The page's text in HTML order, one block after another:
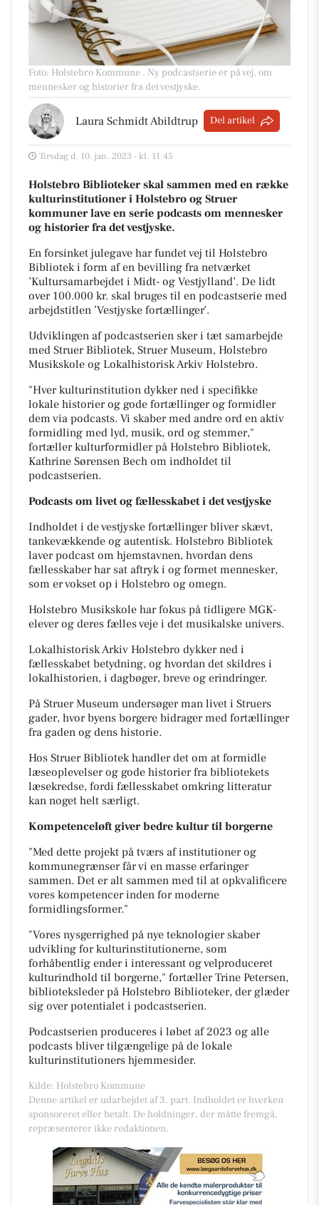
Foto: Holstebro Kommune . Ny podcastserie er på vej, om
mennesker og historier fra det vestjyske.
Laura Schmidt Abildtrup Del artikel
Tirsdag d. 10. jan. 2023 - kl. 11:45
Holstebro Biblioteker skal sammen med en række
kulturinstitutioner i Holstebro og Struer
kommuner lave en serie podcasts om mennesker
og historier fra det vestjyske.
En forsinket julegave har fundet vej til Holstebro
Bibliotek i form af en bevilling fra netværket
’Kultursamarbejdet i Midt- og Vestjylland’. De lidt
over 100.000 kr. skal bruges til en podcastserie med
arbejdstitlen ’Vestjyske fortællinger’.
Udviklingen af podcastserien sker i tæt samarbejde
med Struer Bibliotek, Struer Museum, Holstebro
Musikskole og Lokalhistorisk Arkiv Holstebro.
"Hver kulturinstitution dykker ned i specifikke
lokale historier og gode fortællinger og formidler
dem via podcasts. Vi skaber med andre ord en aktiv
formidling med lyd, musik, ord og stemmer,"
fortæller kulturformidler på Holstebro Bibliotek,
Kathrine Sørensen Bech om indholdet til
podcastserien.
Podcasts om livet og fællesskabet i det vestjyske
Indholdet i de vestjyske fortællinger bliver skævt,
tankevækkende og autentisk. Holstebro Bibliotek
laver podcast om hjemstavnen, hvordan dens
fællesskaber har sat aftryk i og formet mennesker,
som er vokset op i Holstebro og omegn.
Holstebro Musikskole har fokus på tidligere MGK-
elever og deres fælles veje i det musikalske univers.
Lokalhistorisk Arkiv Holstebro dykker ned i
fællesskabet betydning, og hvordan det skildres i
lokalhistorien, i dagbøger, breve og erindringer.
På Struer Museum undersøger man livet i Struers
gader, hvor byens borgere bidrager med fortællinger
fra gaden og dens historie.
Hos Struer Bibliotek handler det om at formidle
læseoplevelser og gode historier fra bibliotekets
læsekredse, fordi fællesskabet omkring litteratur
kan noget helt særligt.
Kompetenceløft giver bedre kultur til borgerne
"Med dette projekt på tværs af institutioner og
kommunegrænser får vi en masse erfaringer
sammen. Det er alt sammen med til at opkvalificere
vores kompetencer inden for moderne
formidlingsformer."
"Vores nysgerrighed på nye teknologier skaber
udvikling for kulturinstitutionerne, som
forhåbentlig ender i interessant og velproduceret
kulturindhold til borgerne," fortæller Trine Petersen,
biblioteksleder på Holstebro Biblioteker, der glæder
sig over potentialet i podcastserien.
Podcastserien produceres i løbet af 2023 og alle
podcasts bliver tilgængelige på de lokale
kulturinstitutioners hjemmesider.
Kilde: Holstebro Kommune
Denne artikel er udarbejdet af 3. part. Indholdet er hverken
sponsoreret eller betalt. De holdninger, der måtte fremgå,
repræsenterer ikke redaktionen.